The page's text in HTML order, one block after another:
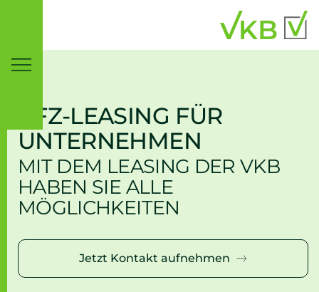
KFZ-LEASING FÜR
UNTERNEHMEN
MIT DEM LEASING DER VKB
HABEN SIE ALLE
MÖGLICHKEITEN
Jetzt Kontakt aufnehmen